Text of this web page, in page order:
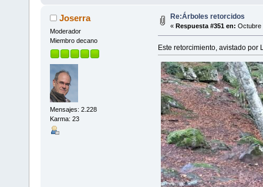
Joserra
Moderador
Miembro decano
Mensajes: 2.228
Karma: 23
Re:Árboles retorcidos
« Respuesta #351 en: Octubre
Este retorcimiento, avistado